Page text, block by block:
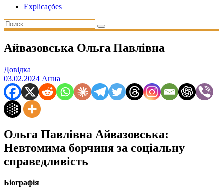
Explicações
Айвазовська Ольга Павлівна
Довідка
03.02.2024 Анна
Ольга Павлівна Айвазовська:
Невтомима борчиня за соціальну
справедливість
Біографія